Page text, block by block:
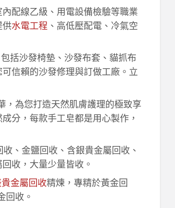
配線乙級、用電設備檢驗等職業
供水電工程 、高低壓配電、冷氣空
括沙發椅墊、沙發布套、貓抓布
信賴的沙發修理與訂做工廠。立
，為您打造天然肌膚護理的極致享
分，每款手工皂都是用心製作，
、金鹽回收、含銀貴金屬回收、
收，大量少量皆收。
金屬回收精煉，專精於黃金回
回收。